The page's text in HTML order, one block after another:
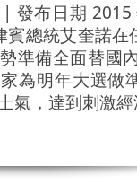
發布日期
賓總統艾奎諾在
準備全面替國
為明年大選做
氣，達到刺激